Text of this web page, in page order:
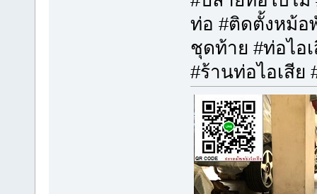
ท่อ #ติดตั้งหม้อ
ชุดท้าย #ท่อไอ
#ร้านท่อไอเสีย